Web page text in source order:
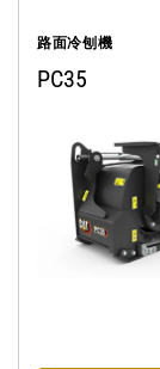
路面冷刨機
PC35